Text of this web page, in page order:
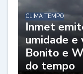
CLIMA TEMPO
Inmet
umidade e
Bonito e
do tempo